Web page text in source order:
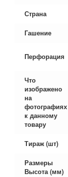
Страна
Гашение
Перфорация
Что
изображено
на
фотографиях
к данному
товару
Тираж (шт)
Размеры
Высота (мм)